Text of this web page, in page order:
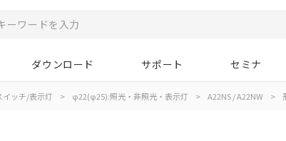
ダウンロード サポート セミナ
イッチ/表示灯 > φ22(φ25):照光・非照光・表示灯 > A22NS / A22NW >